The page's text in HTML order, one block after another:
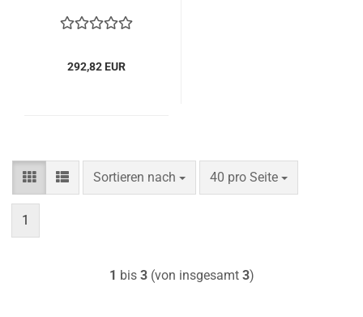
292,82 EUR
Sortieren nach
Sortieren nach 40 pro Seite
pro Seite
1
1 bis 3(von insgesamt 3)